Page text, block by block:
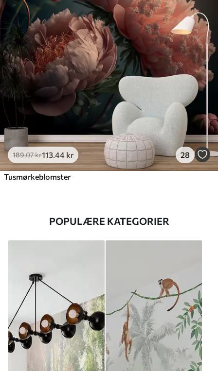
189.07kr113 .44 kr 28
Tusmørkeblomster
POPULÆRE KATEGORIER